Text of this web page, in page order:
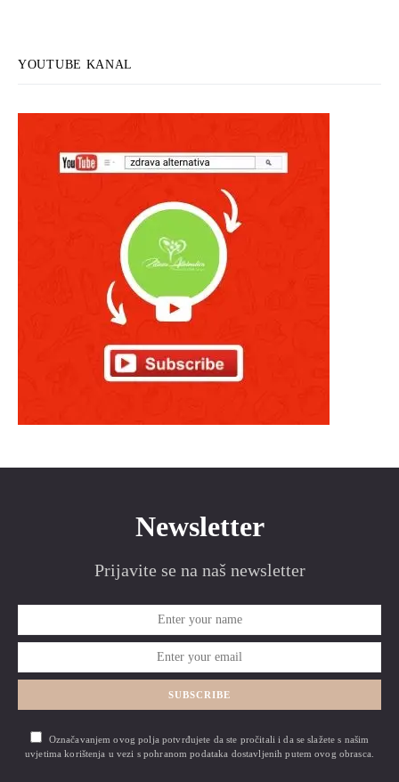
YOUTUBE KANAL
Newsletter
Prijavite se na naš newsletter
SUBSCRIBE
Označavanjem ovog polja potvrđujete da ste pročitali i da se slažete s našim
uvjetima korištenja u vezi s pohranom podataka dostavljenih putem ovog obrasca.